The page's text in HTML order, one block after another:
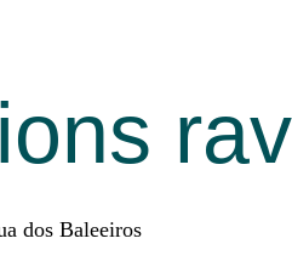
dos Baleeiros